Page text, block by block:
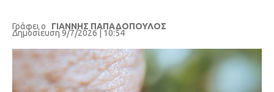
Pop Culture
Agenda
Γράφει ο ΓΙΑΝΝΗΣ ΠΑΠΑΔΟΠΟΥΛΟΣ
Δημοσίευση 9/7/2026 | 10:54